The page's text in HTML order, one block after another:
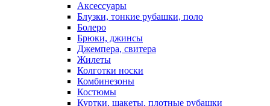
Аксессуары
Блузки, тонкие рубашки, поло
Болеро
Брюки, джинсы
Джемпера, свитера
Жилеты
Колготки носки
Комбинезоны
Костюмы
Куртки, шакеты, плотные рубашки